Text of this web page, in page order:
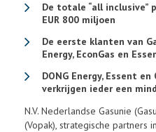
De totale “all inclusive”
EUR 800 miljoen
De eerste klanten van
Energy, EconGas en
DONG Energy, Essent en
verkrijgen ieder een
N.V. Nederlandse Gasunie
(Vopak), strategische partners